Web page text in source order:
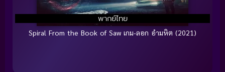
พากย์ไทย
Spiral From the Book of Saw เกม-ลอก อำมหิต (2021)